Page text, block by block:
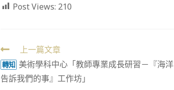
Post Views: 210
Read
more
articles
上一篇文章
轉知 美術學科中心「教師專業成長研習－『海洋
告訴我們的事』工作坊」